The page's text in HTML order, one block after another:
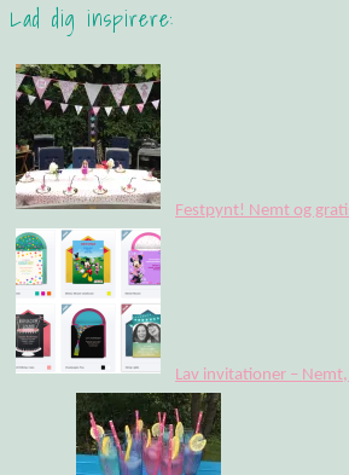
Lad dig inspirere:
Festpynt! Nemt og
Lav invitationer –